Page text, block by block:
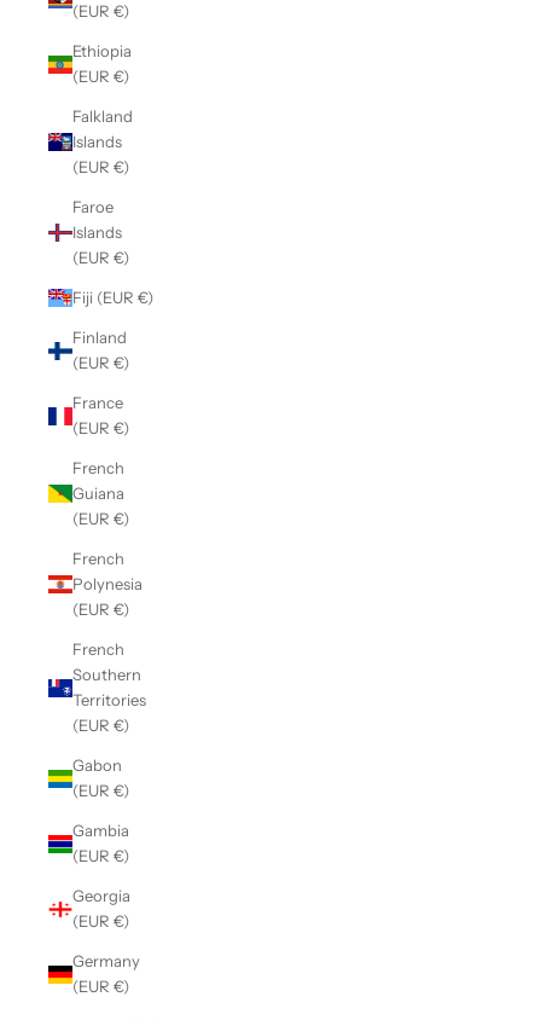
(EUR €)
Ethiopia
(EUR €)
Falkland
Islands
(EUR €)
Faroe
Islands
(EUR €)
Fiji (EUR €)
Finland
(EUR €)
France
(EUR €)
French
Guiana
(EUR €)
French
Polynesia
(EUR €)
French
Southern
Territories
(EUR €)
Gabon
(EUR €)
Gambia
(EUR €)
Georgia
(EUR €)
Germany
(EUR €)